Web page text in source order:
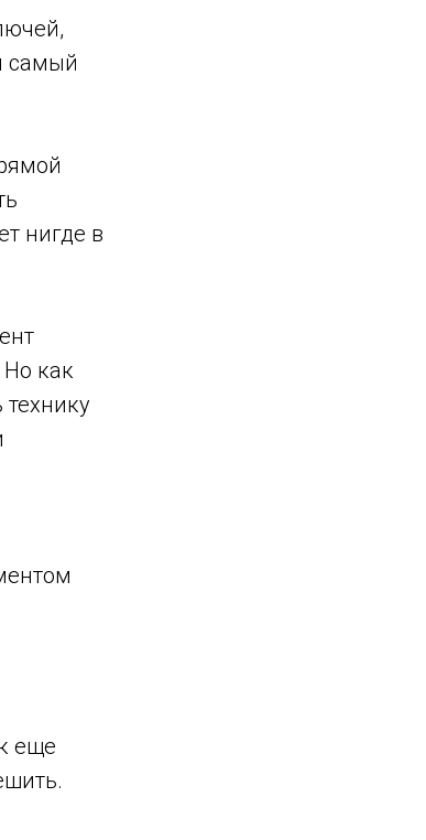
самый
нигде в
Но как
еще